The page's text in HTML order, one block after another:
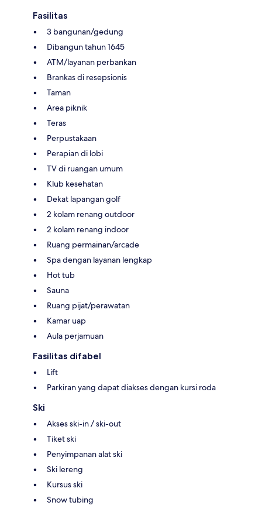
Fasilitas
3 bangunan/gedung
Dibangun tahun 1645
ATM/layanan perbankan
Brankas di resepsionis
Taman
Area piknik
Teras
Perpustakaan
Perapian di lobi
TV di ruangan umum
Klub kesehatan
Dekat lapangan golf
2 kolam renang outdoor
2 kolam renang indoor
Ruang permainan/arcade
Spa dengan layanan lengkap
Hot tub
Sauna
Ruang pijat/perawatan
Kamar uap
Aula perjamuan
Fasilitas difabel
Lift
Parkiran yang dapat diakses dengan kursi roda
Ski
Akses ski-in / ski-out
Tiket ski
Penyimpanan alat ski
Ski lereng
Kursus ski
Snow tubing